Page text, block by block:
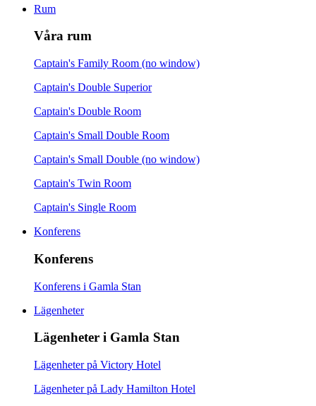
Rum
Våra rum
Captain's Family Room (no window)
Captain's Double Superior
Captain's Double Room
Captain's Small Double Room
Captain's Small Double (no window)
Captain's Twin Room
Captain's Single Room
Konferens
Konferens
Konferens i Gamla Stan
Lägenheter
Lägenheter i Gamla Stan
Lägenheter på Victory Hotel
Lägenheter på Lady Hamilton Hotel